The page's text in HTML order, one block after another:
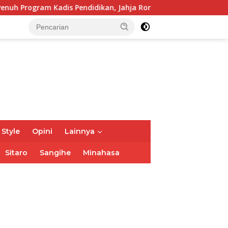
Pendidikan, Jahja Rondonuwu
Opini Lainnya
Sitaro Sangihe Minahasa